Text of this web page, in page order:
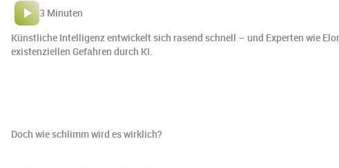
3 Minuten
Künstliche Intelligenz entwickelt sich rasend schnell – und Experten wie
existenziellen Gefahren durch KI.
Doch wie schlimm wird es wirklich?